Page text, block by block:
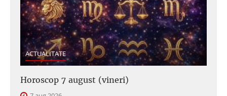
ACTUALITATE
Horoscop 7 august (vineri)